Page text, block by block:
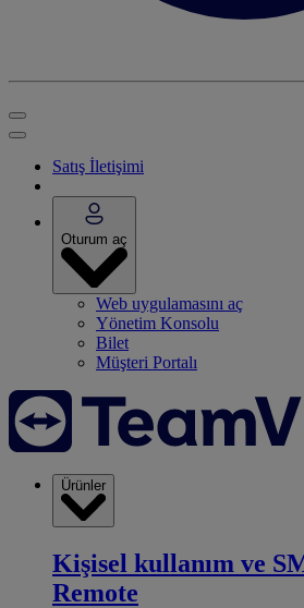
Satış İletişimi
Oturum aç
Web uygulamasını aç
Yönetim Konsolu
Bilet
Müşteri Portalı
Ürünler
Kişisel kullanım ve
Remote